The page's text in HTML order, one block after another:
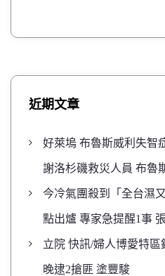
近期文章
好萊塢 布魯斯威利失智
謝洛杉磯救災人員 布魯
今冷氣團殺到「全台濕
點出爐 專家急提醒1事
立院 快訊/婦人博愛特區
晚逮2搶匪 塗豐駿